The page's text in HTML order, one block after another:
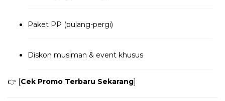
Paket PP (pulang-pergi)
Diskon musiman & event khusus
👉 [Cek Promo Terbaru Sekarang]